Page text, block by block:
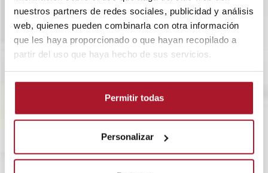
nuestros partners de redes sociales, publicidad y análisis
web, quienes pueden combinarla con otra información
que les haya proporcionado o que hayan recopilado a
partir del uso que haya hecho de sus servicios.
Permitir todas
Personalizar
SOBRE TRANSTEL
RENTING FLEXIBLE
POLÍTICA CORPORATIVA
CONTACTO
OFERTAS DE EMPLEO
AYUDAS AUTOCONSUMO
NUESTRA FLOTA